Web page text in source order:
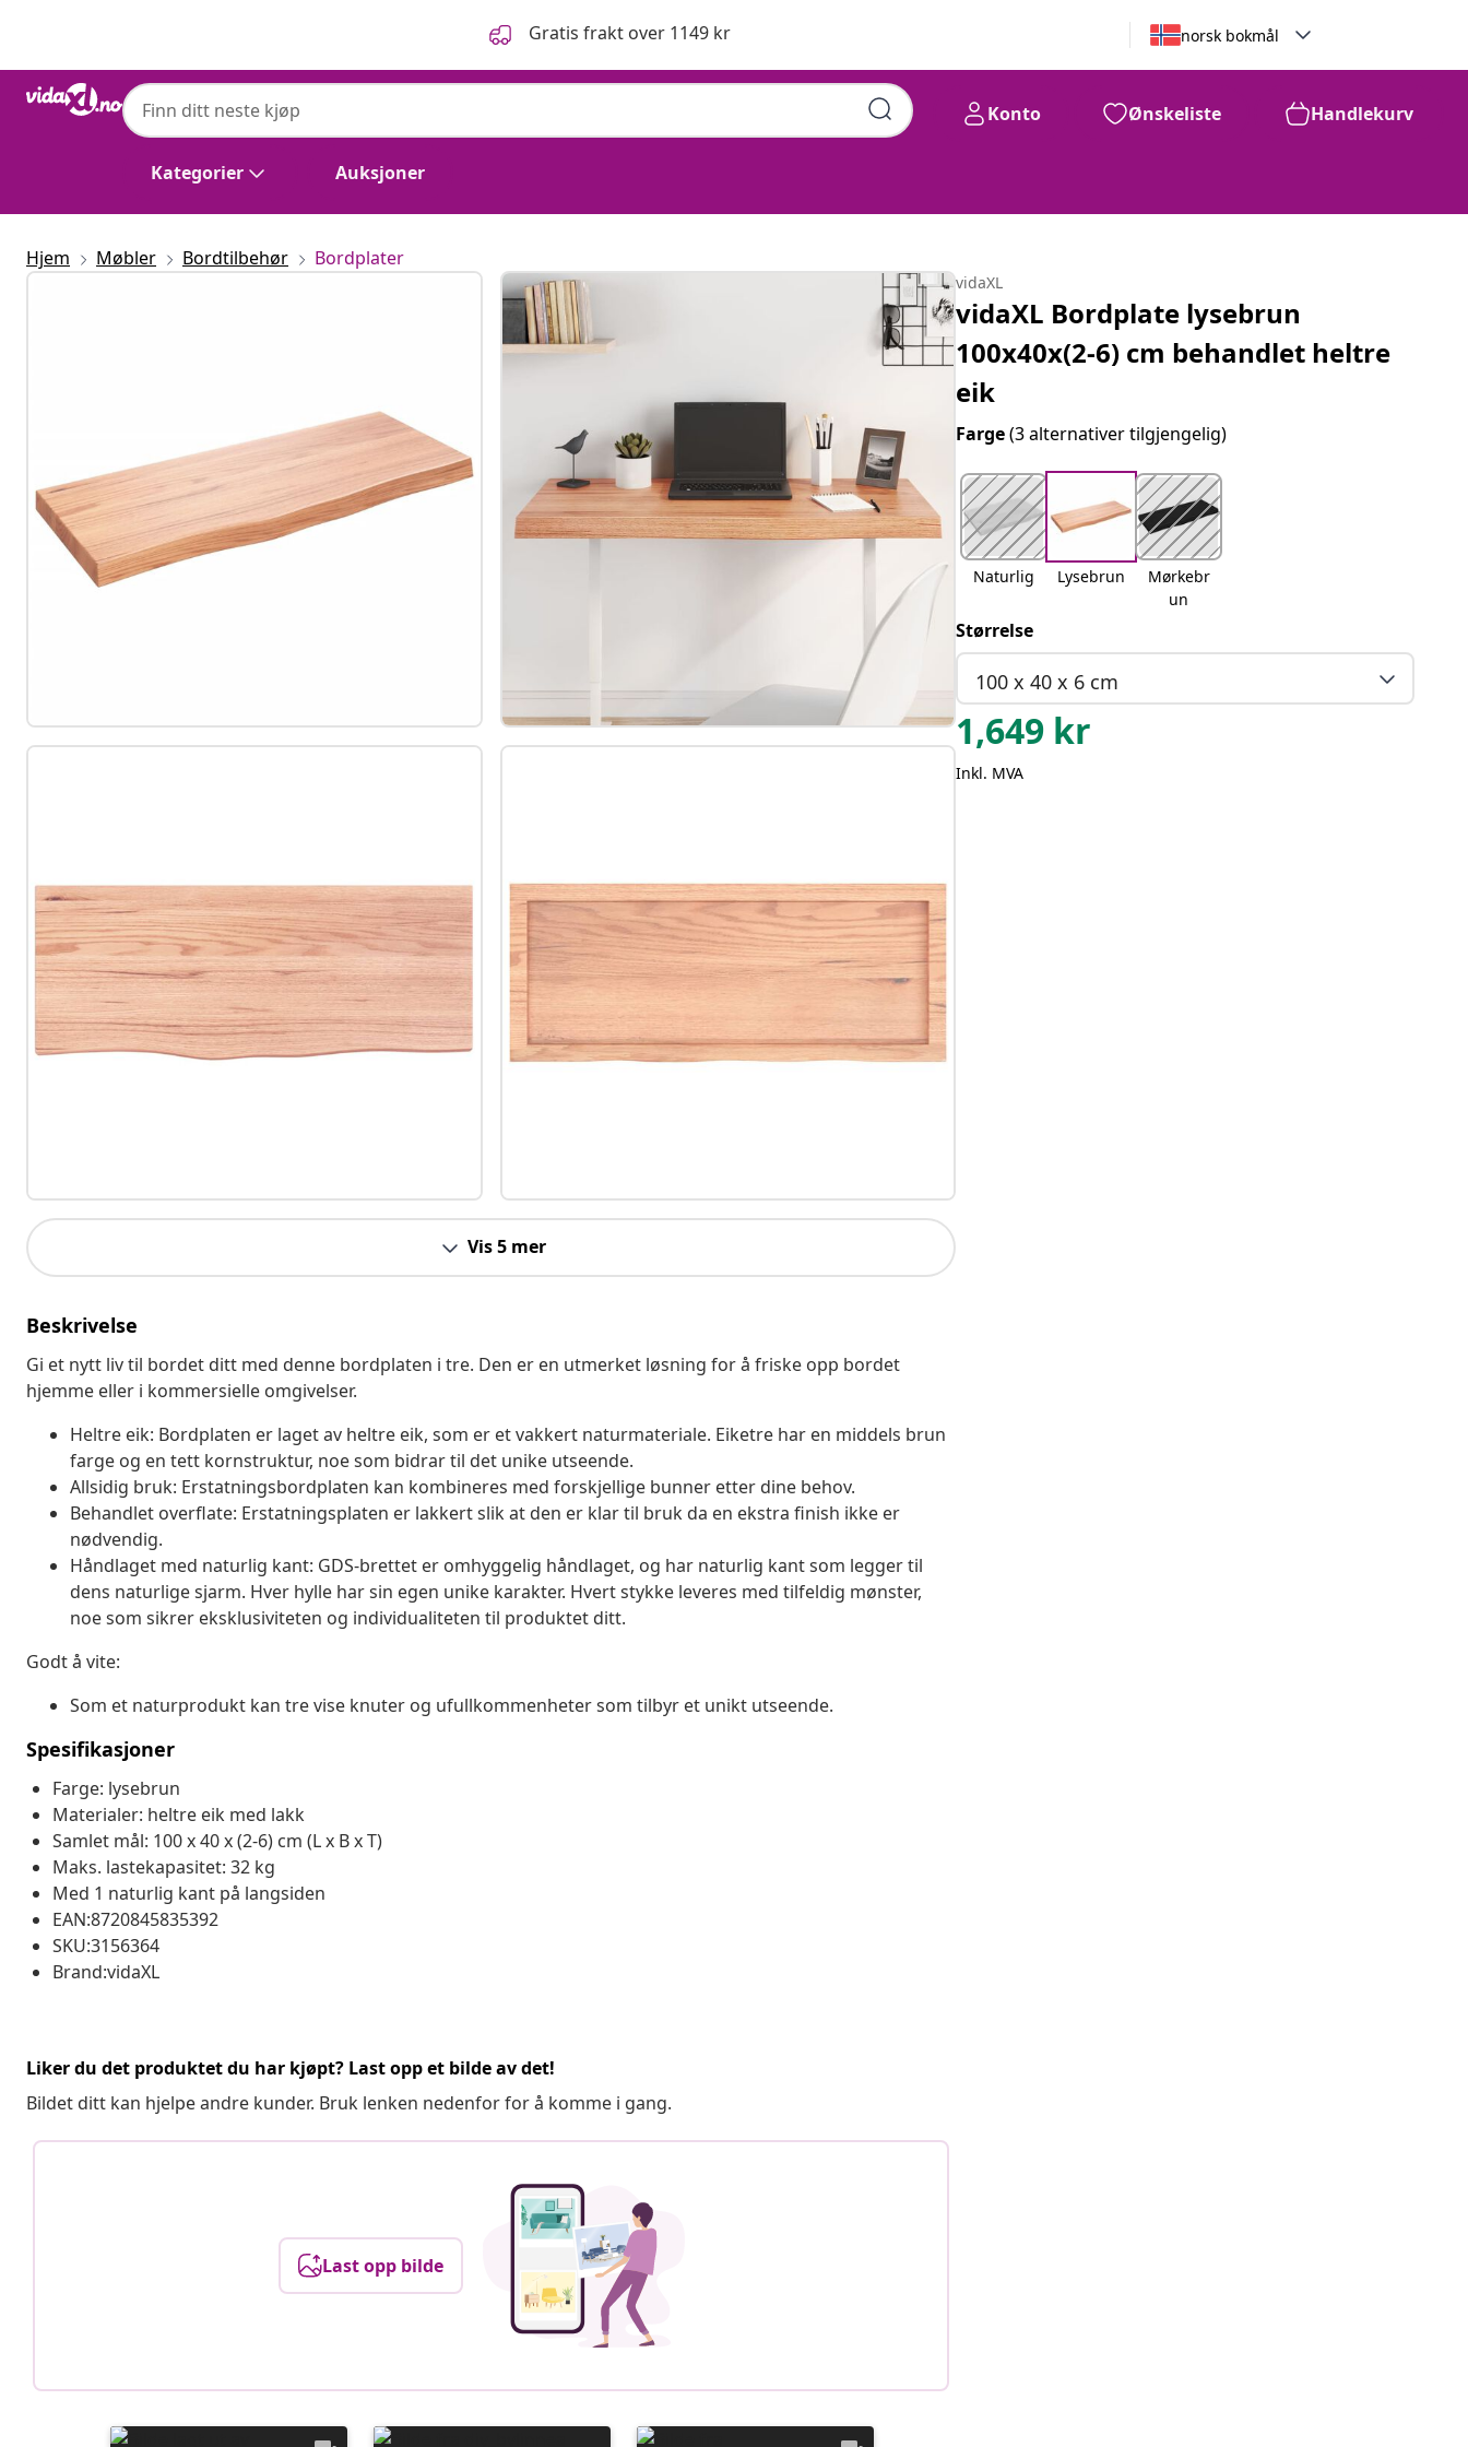
Gratis frakt over 1149 kr norsk bokmål
Kategorier Auksjoner
Konto Ønskeliste Handlekurv
Hjem Møbler Bordtilbehør Bordplater
Vis 5 mer
Beskrivelse
Gi et nytt liv til bordet ditt med denne bordplaten i tre. Den er en utmerket løsning for å friske opp bordet
hjemme eller i kommersielle omgivelser.
Heltre eik: Bordplaten er laget av heltre eik, som er et vakkert naturmateriale. Eiketre har en middels brun
farge og en tett kornstruktur, noe som bidrar til det unike utseende.
Allsidig bruk: Erstatningsbordplaten kan kombineres med forskjellige bunner etter dine behov.
Behandlet overflate: Erstatningsplaten er lakkert slik at den er klar til bruk da en ekstra finish ikke er
nødvendig.
Håndlaget med naturlig kant: GDS-brettet er omhyggelig håndlaget, og har naturlig kant som legger til
dens naturlige sjarm. Hver hylle har sin egen unike karakter. Hvert stykke leveres med tilfeldig mønster,
noe som sikrer eksklusiviteten og individualiteten til produktet ditt.
Godt å vite:
Som et naturprodukt kan tre vise knuter og ufullkommenheter som tilbyr et unikt utseende.
Spesifikasjoner
Farge: lysebrun
Materialer: heltre eik med lakk
Samlet mål: 100 x 40 x (2-6) cm (L x B x T)
Maks. lastekapasitet: 32 kg
Med 1 naturlig kant på langsiden
EAN:8720845835392
SKU:3156364
Brand:vidaXL
Liker du det produktet du har kjøpt? Last opp et bilde av det!
Bildet ditt kan hjelpe andre kunder. Bruk lenken nedenfor for å komme i gang.
Last opp bilde
vidaXL
vidaXL Bordplate lysebrun
100x40x(2-6) cm behandlet heltre
eik
Farge(3 alternativer tilgjengelig)
Naturlig Lysebrun
Mørkebr
un
Størrelse
100 x 40 x 6 cm
1,649 kr
Inkl. MVA